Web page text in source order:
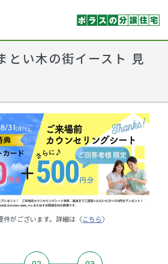
とい木の街イースト 見
がございます。詳細は〈こちら〉